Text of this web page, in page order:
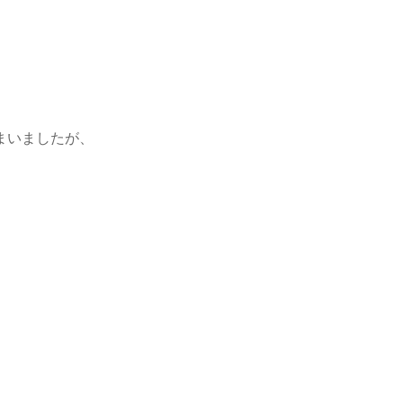
ましたが、